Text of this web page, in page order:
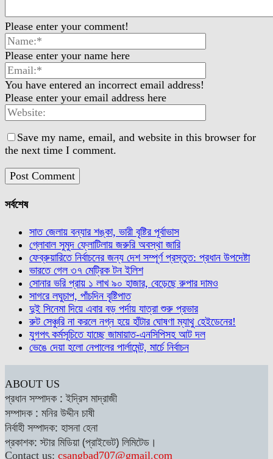
Please enter your comment!
Please enter your name here
You have entered an incorrect email address!
Please enter your email address here
Save my name, email, and website in this browser for
the next time I comment.
সর্বশেষ
সাত জেলায় বন্যার শঙ্কা, ভারী বৃষ্টির পূর্বাভাস
গ্লোবাল সুমুদ ফ্লোটিলায় জরুরি অবস্থা জারি
ফেব্রুয়ারিতে নির্বাচনের জন্য দেশ সম্পূর্ণ প্রস্তুত: প্রধান উপদেষ্টা
ভারতে গেল ৩৭ মেট্রিক টন ইলিশ
সোনার ভরি প্রায় ১ লাখ ৯০ হাজার, বেড়েছে রুপার দামও
সাগরে লঘুচাপ, পাঁচদিন বৃষ্টিপাত
দুই সিনেমা দিয়ে এবার বড় পর্দায় যাত্রা শুরু প্রভার
রুট সেঞ্চুরি না করলে নগ্ন হয়ে হাঁটার ঘোষণা ম্যাথু হেইডেনের!
যুগপৎ কর্মসূচিতে যাচ্ছে জামায়াত-এনসিপিসহ আট দল
ভেঙে দেয়া হলো নেপালের পার্লামেন্ট, মার্চে নির্বাচন
ABOUT US
প্রধান সম্পাদক : ইদ্রিস মাদ্রাজী
সম্পাদক : মনির উদ্দীন চাষী
নির্বাহী সম্পাদক: হাসনা হেনা
প্রকাশক: স্টার মিডিয়া (প্রাইভেট) লিমিটেড।
Contact us: csangbad707@gmail.com